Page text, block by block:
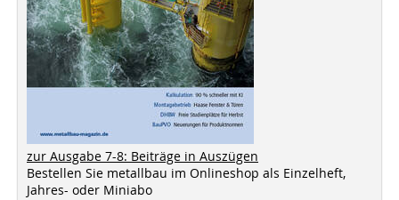
zur Ausgabe 7-8: Beiträge in Auszügen
Bestellen Sie metallbau im Onlineshop als Einzelheft,
Jahres- oder Miniabo